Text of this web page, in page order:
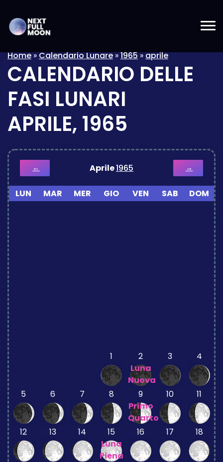
Home»Calendario Lunare»1965»aprile
CALENDARIO DELLE
FASI LUNARI
APRILE, 1965
← Aprile1965 →
LUN MAR MER GIO VEN SAB DOM
1
2
Luna
Nuova
3 4
5 6 7 8
9
Primo
Quarto
10 11
12 13 14
15
Luna
Piena
16 17 18